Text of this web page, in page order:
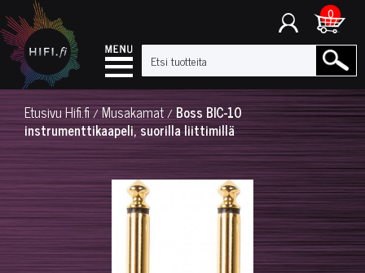
0
EtusivuHifi.fi/Musakamat/ Boss BIC-10
instrumenttikaapeli, suorilla liittimillä